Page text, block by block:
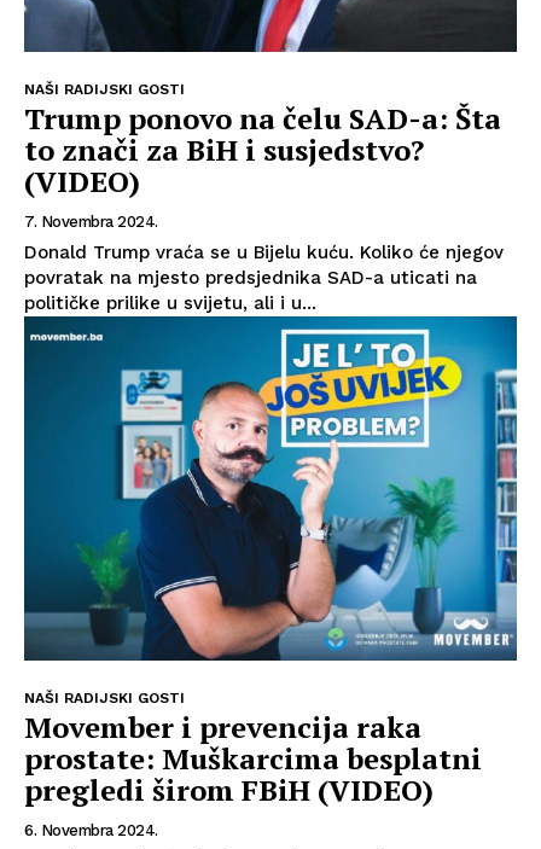
NAŠI RADIJSKI GOSTI
Trump ponovo na čelu SAD-a: Šta
to znači za BiH i susjedstvo?
(VIDEO)
7. Novembra 2024.
Donald Trump vraća se u Bijelu kuću. Koliko će njegov
povratak na mjesto predsjednika SAD-a uticati na
političke prilike u svijetu, ali i u...
NAŠI RADIJSKI GOSTI
Movember i prevencija raka
prostate: Muškarcima besplatni
pregledi širom FBiH (VIDEO)
6. Novembra 2024.